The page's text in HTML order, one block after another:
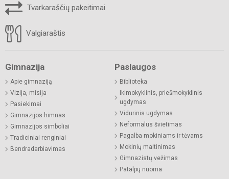
Tvarkaraščių pakeitimai
Valgiaraštis
Gimnazija
Apie gimnaziją
Vizija, misija
Pasiekimai
Gimnazijos himnas
Gimnazijos simboliai
Tradiciniai renginiai
Bendradarbiavimas
Paslaugos
Biblioteka
Ikimokyklinis, priešmokyklinis
ugdymas
Vidurinis ugdymas
Neformalus švietimas
Pagalba mokiniams ir tėvams
Mokinių maitinimas
Gimnazistų vežimas
Patalpų nuoma